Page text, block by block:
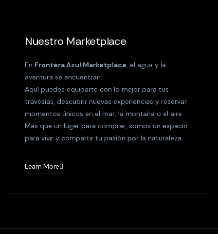
Nuestro Marketplace
En Frontera Azul Marketplace, el agua y la
aventura se encuentran.
Aquí puedes equiparte con lo mejor para tus
travesías, descubrir nuevas experiencias y reservar
momentos únicos en el mar, la montaña o el aire.
Más que un lugar para comprar, somos un espacio
para vivir y compartir tu pasión por la naturaleza.
Learn More